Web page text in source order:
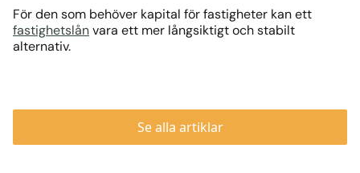
För den som behöver kapital för fastigheter kan ett
fastighetslånvara ett mer långsiktigt och stabilt
alternativ.
Se alla artiklar